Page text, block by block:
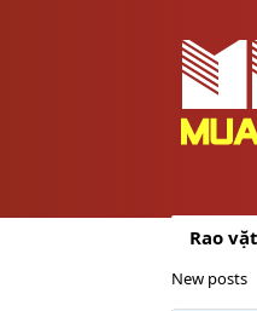
Rao vặt
New posts